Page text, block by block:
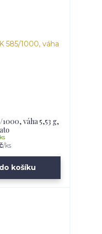
1000, váha 5,53 g,
/ks
košíku